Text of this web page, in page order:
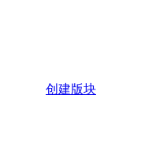
创建版块